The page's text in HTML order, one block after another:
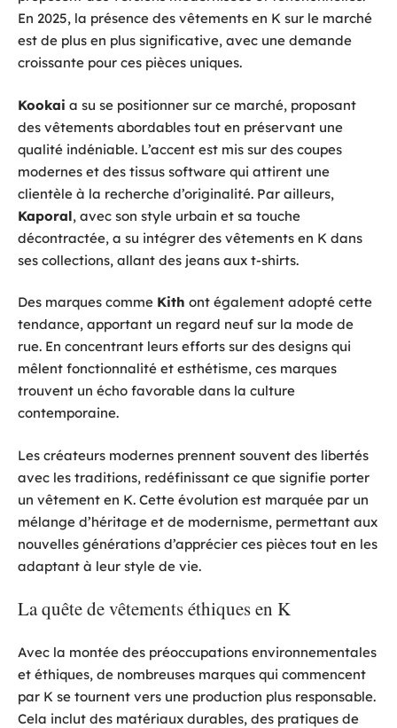
En 2025, la présence des vêtements en K sur le marché
est de plus en plus significative, avec une demande
croissante pour ces pièces uniques.
Kookai a su se positionner sur ce marché, proposant
des vêtements abordables tout en préservant une
qualité indéniable. L’accent est mis sur des coupes
modernes et des tissus software qui attirent une
clientèle à la recherche d’originalité. Par ailleurs,
Kaporal, avec son style urbain et sa touche
décontractée, a su intégrer des vêtements en K dans
ses collections, allant des jeans aux t-shirts.
Des marques comme Kith ont également adopté cette
tendance, apportant un regard neuf sur la mode de
rue. En concentrant leurs efforts sur des designs qui
mêlent fonctionnalité et esthétisme, ces marques
trouvent un écho favorable dans la culture
contemporaine.
Les créateurs modernes prennent souvent des libertés
avec les traditions, redéfinissant ce que signifie porter
un vêtement en K. Cette évolution est marquée par un
mélange d’héritage et de modernisme, permettant aux
nouvelles générations d’apprécier ces pièces tout en les
adaptant à leur style de vie.
La quête de vêtements éthiques en K
Avec la montée des préoccupations environnementales
et éthiques, de nombreuses marques qui commencent
par K se tournent vers une production plus responsable.
Cela inclut des matériaux durables, des pratiques de